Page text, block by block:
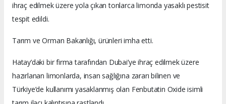
ihraç edilmek üzere yola çıkan tonlarca limonda yasaklı pestisit
tespit edildi.
Tarım ve Orman Bakanlığı, ürünleri imha etti.
Hatay’daki bir firma tarafından Dubai’ye ihraç edilmek üzere
hazırlanan limonlarda, insan sağlığına zararı bilinen ve
Türkiye’de kullanımı yasaklanmış olan Fenbutatin Oxide isimli